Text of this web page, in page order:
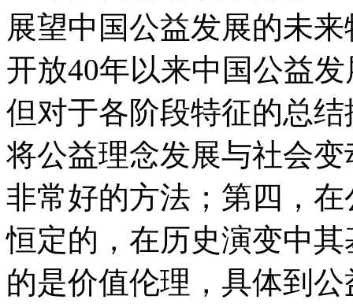
展望中国公益发展的未
开放40年以来中国公益
但对于各阶段特征的总
将公益理念发展与社会
非常好的方法；第四，
恒定的，在历史演变中
的是价值伦理，具体到